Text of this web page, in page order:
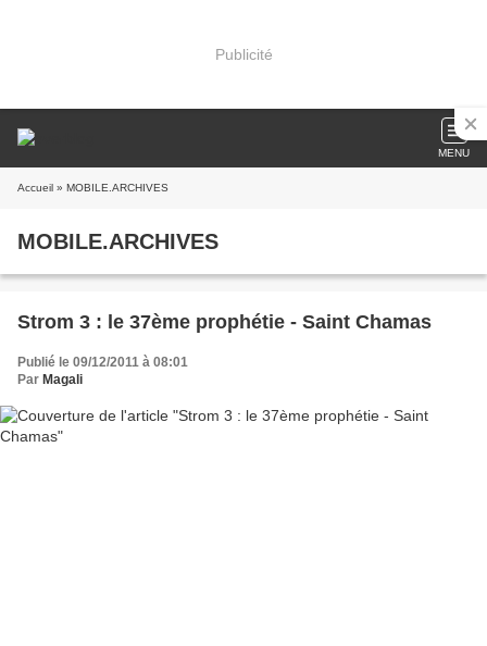
Publicité
MENU
Accueil » MOBILE.ARCHIVES
MOBILE.ARCHIVES
Strom 3 : le 37ème prophétie - Saint Chamas
Publié le 09/12/2011 à 08:01
Par Magali